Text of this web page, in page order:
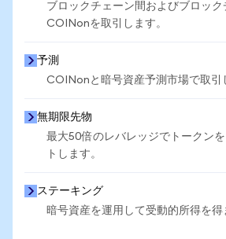
ブロックチェーン間およびブロッ
COINonを取引します。
予測
COINonと暗号資産予測市場で取引
無期限先物
最大50倍のレバレッジでトークン
トします。
ステーキング
暗号資産を運用して受動的所得を得